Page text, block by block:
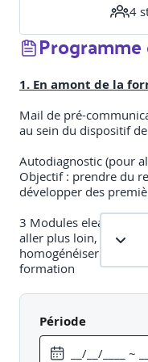
4
​1. En amont de la
​Mail de pré-
au sein du dispositif
Autodiagnostic (pour
Objectif : prendre du
développer des
3 Modules elearning
aller plus loin, non
homogénéiser le
formation​
Les différentes
Les prémisses des
Réagir en cas de
Période